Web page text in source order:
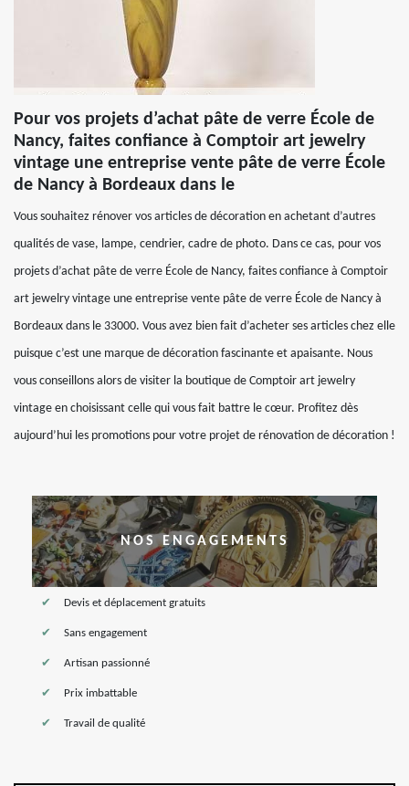
Pour vos projets d’achat pâte de verre École de
Nancy, faites confiance à Comptoir art jewelry
vintage une entreprise vente pâte de verre École
de Nancy à Bordeaux dans le
Vous souhaitez rénover vos articles de décoration en achetant d’autres
qualités de vase, lampe, cendrier, cadre de photo. Dans ce cas, pour vos
projets d’achat pâte de verre École de Nancy, faites confiance à Comptoir
art jewelry vintage une entreprise vente pâte de verre École de Nancy à
Bordeaux dans le 33000. Vous avez bien fait d’acheter ses articles chez elle
puisque c’est une marque de décoration fascinante et apaisante. Nous
vous conseillons alors de visiter la boutique de Comptoir art jewelry
vintage en choisissant celle qui vous fait battre le cœur. Profitez dès
aujourd’hui les promotions pour votre projet de rénovation de décoration !
NOS ENGAGEMENTS
Devis et déplacement gratuits
Sans engagement
Artisan passionné
Prix imbattable
Travail de qualité